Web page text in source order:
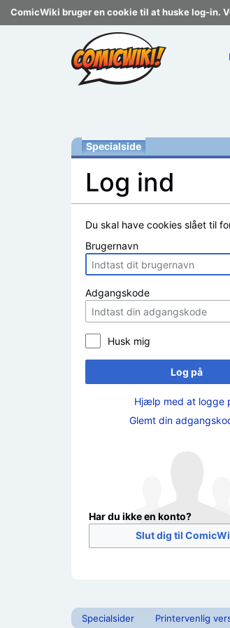
ComicWiki bruger en cookie til at huske log-in.
Specialside
Log ind
Du skal have cookies slået til
Brugernavn
Adgangskode
Husk mig
Log på
Hjælp med at logge
Glemt din
Har du ikke en konto?
Slut dig til
Specialsider Printervenlig